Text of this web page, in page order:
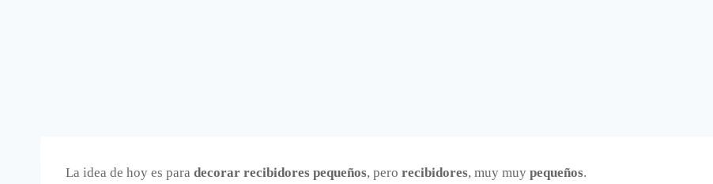
La idea de hoy es para decorar recibidores pequeños, pero recibidores, muy muy pequeños.